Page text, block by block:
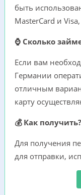
быть
MasterCard и
⌚ Сколько
Если вам
Германии
отличным
карту
💰 Как получить?
Для получения
для отправки,